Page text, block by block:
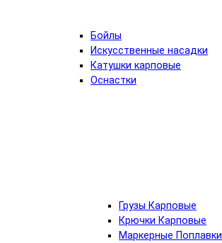
Бойлы
Искусственные насадки
Катушки карповые
Оснастки
Грузы Карповые
Крючки Карповые
Маркерные Поплавки